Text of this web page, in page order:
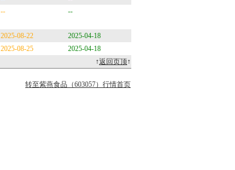
-- --
2025-08-22
2025-04-18
2025-08-25
2025-04-18
↑返回页顶↑
转至紫燕食品（603057）行情首页